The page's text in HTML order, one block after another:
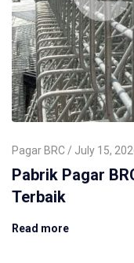
Pagar BRC July 15,
Pabrik Pagar
Terbaik
Read more